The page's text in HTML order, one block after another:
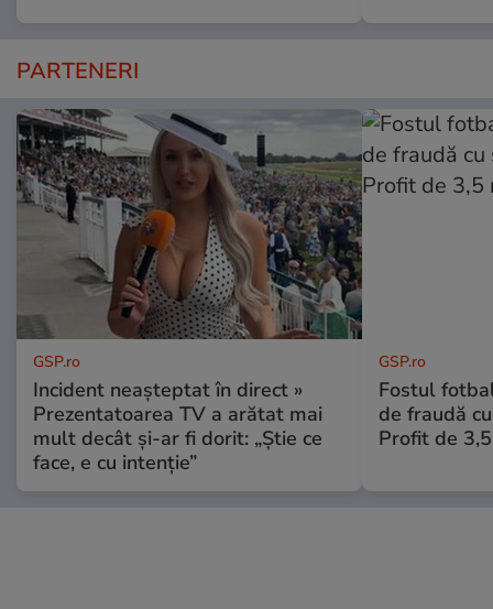
PARTENERI
GSP.ro
Incident neașteptat în direct »
Prezentatoarea TV a arătat mai
mult decât și-ar fi dorit: „Știe ce
face, e cu intenție”
GSP.ro
Fostul
de fraudă
Profit de